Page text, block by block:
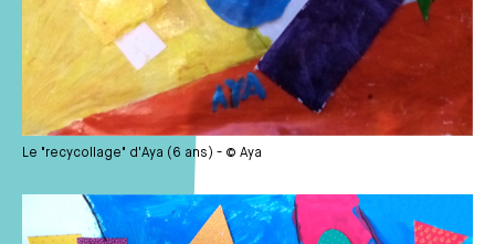
Le "recycollage" d'Aya (6 ans) - © Aya